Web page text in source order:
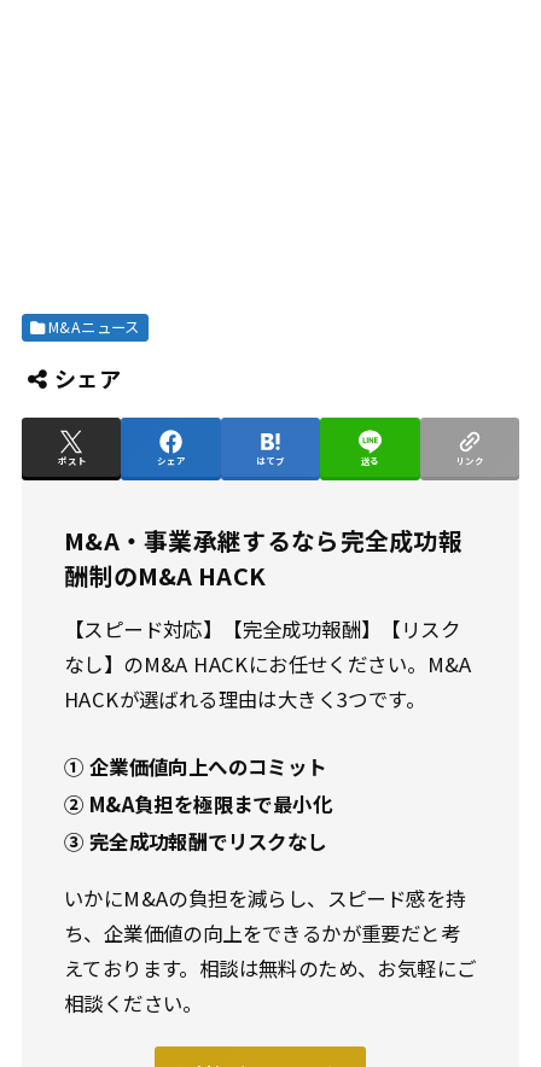
M&Aニュース
シェア
ポスト シェア はてブ 送る リンク
M&A・事業承継するなら完全成功報
酬制のM&A HACK
【スピード対応】【完全成功報酬】【リスク
なし】のM&A HACKにお任せください。M&A
HACKが選ばれる理由は大きく3つです。
① 企業価値向上へのコミット
② M&A負担を極限まで最小化
③ 完全成功報酬でリスクなし
いかにM&Aの負担を減らし、スピード感を持
ち、企業価値の向上をできるかが重要だと考
えております。相談は無料のため、お気軽にご
相談ください。